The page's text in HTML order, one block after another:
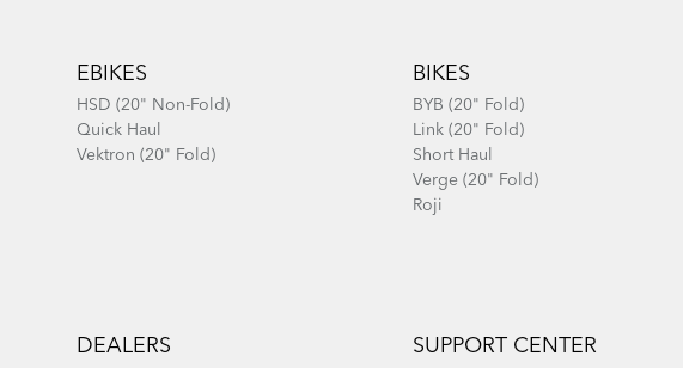
EBIKES
HSD (20" Non-Fold)
Quick Haul
Vektron (20" Fold)
BIKES
BYB (20" Fold)
Link (20" Fold)
Short Haul
Verge (20" Fold)
Roji
DEALERS SUPPORT CENTER